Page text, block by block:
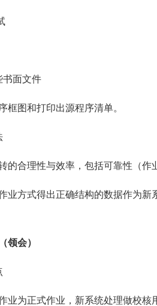
面文件
图和打印出源程序清单。
合理性与效率，包括可靠性（作
方式得出正确结构的数据作为新
领会）
为正式作业，新系统处理做校核